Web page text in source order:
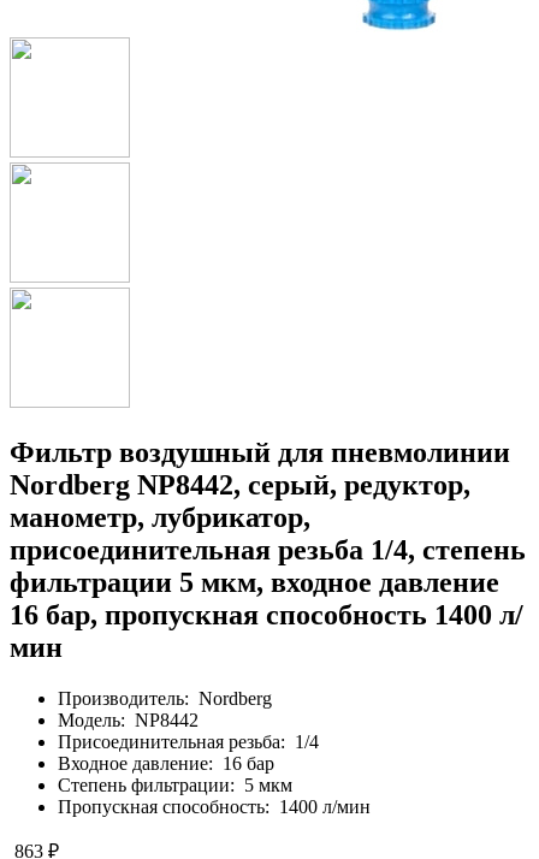
Фильтр воздушный для пневмолинии
Nordberg NP8442, серый, редуктор,
манометр, лубрикатор,
присоединительная резьба 1/4, степень
фильтрации 5 мкм, входное давление
16 бар, пропускная способность 1400 л/
мин
Производитель: Nordberg
Модель: NP8442
Присоединительная резьба: 1/4
Входное давление: 16 бар
Степень фильтрации: 5 мкм
Пропускная способность: 1400 л/мин
863 ₽